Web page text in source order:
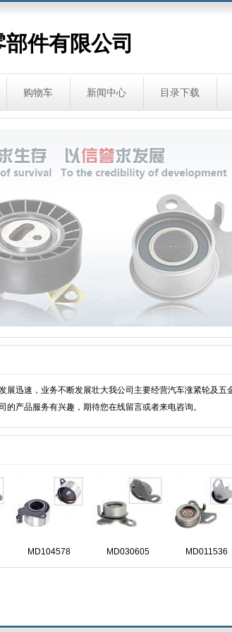
件有限公司
购物车 新闻中心 目录下载
迅速，业务不断发展壮大我公司主要经营汽车涨紧轮及五
的产品服务有兴趣，期待您在线留言或者来电咨询。
MD104578 MD030605